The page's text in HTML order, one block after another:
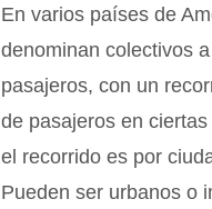
En varios países de
denominan colectivos
pasajeros, con un
de pasajeros en
el recorrido es por
Pueden ser urbanos o